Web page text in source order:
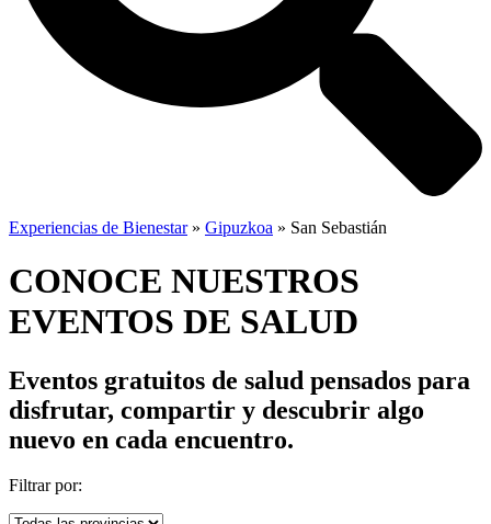
Experiencias de Bienestar» Gipuzkoa » San Sebastián
CONOCE NUESTROS
EVENTOS DE SALUD
Eventos gratuitos de salud pensados para
disfrutar, compartir y descubrir algo
nuevo en cada encuentro.
Filtrar por: